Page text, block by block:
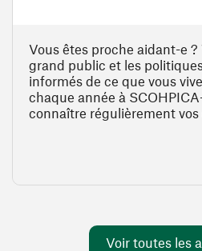
Vous êtes proche aidant-e ?
grand public et les
informés de ce que vous
chaque année à
connaître régulièrement vos
Voir toutes les